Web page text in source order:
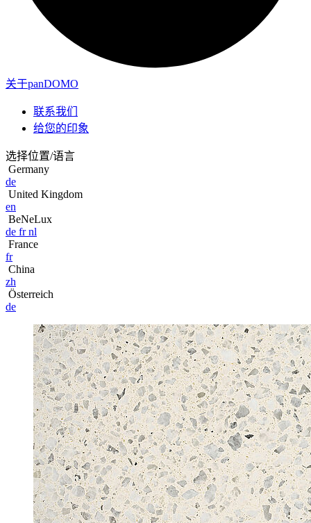
关于panDOMO
联系我们
给您的印象
选择位置/语言
Germany
de
United Kingdom
en
BeNeLux
de frnl
France
fr
China
zh
Österreich
de